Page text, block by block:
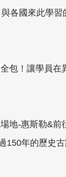
各國來此學習
包！讓學員在
地-惠斯勒&前
150年的歷史